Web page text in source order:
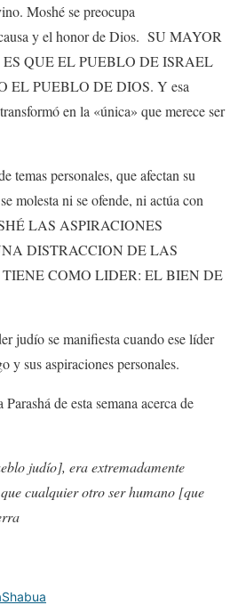
Moshé se preocupa
y el honor de Dios. SU MAYOR
QUE EL PUEBLO DE ISRAEL
EL PUEBLO DE DIOS. Y esa
en la «única» que merece ser
temas personales, que afectan su
molesta ni se ofende, ni actúa con
LAS ASPIRACIONES
DISTRACCION DE LAS
COMO LIDER: EL BIEN DE
judío se manifiesta cuando ese líder
y sus aspiraciones personales.
de esta semana acerca de
judío], era extremadamente
cualquier otro ser humano [que